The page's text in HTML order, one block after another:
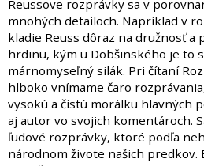
Reussove rozprávky sa v
mnohých detailoch. Napríklad v
kladie Reuss dôraz na družnosť
hrdinu, kým u Dobšinského je to
márnomyseľný silák. Pri čítaní
hlboko vnímame čaro
vysokú a čistú morálku hlavných
aj autor vo svojich komentároch.
ľudové rozprávky, ktoré podľa
národnom živote našich predkov.